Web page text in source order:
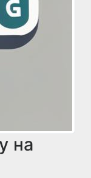
на